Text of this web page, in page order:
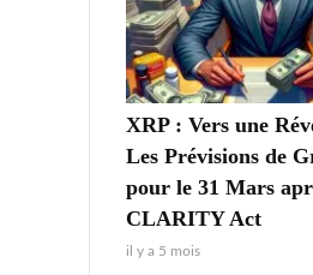
XRP : Vers une
Les Prévisions de
pour le 31 Mars
CLARITY Act
il y a 5 mois